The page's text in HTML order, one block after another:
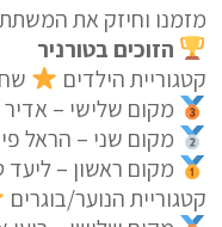
מזמנו וחיזק את
הזוכים בטורניר
קטגוריית הילדים
מקום שלישי – אדיר
מקום שני – הראל
מקום ראשון –
קטגוריית הנוער/בוגרים